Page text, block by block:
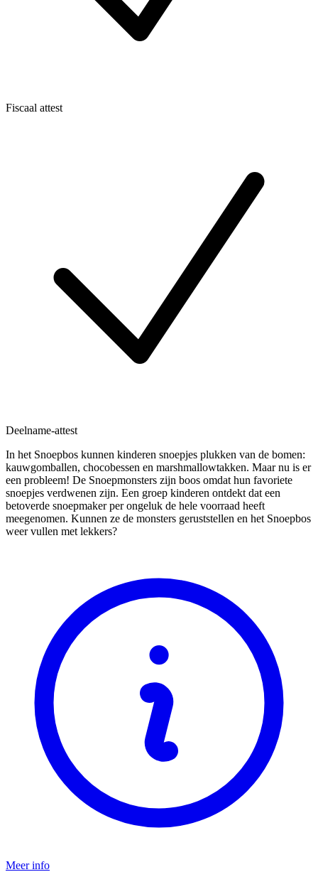
Fiscaal attest
Deelname-attest
In het Snoepbos kunnen kinderen snoepjes plukken van de bomen:
kauwgomballen, chocobessen en marshmallowtakken. Maar nu is er
een probleem! De Snoepmonsters zijn boos omdat hun favoriete
snoepjes verdwenen zijn. Een groep kinderen ontdekt dat een
betoverde snoepmaker per ongeluk de hele voorraad heeft
meegenomen. Kunnen ze de monsters geruststellen en het Snoepbos
weer vullen met lekkers?
Meer info